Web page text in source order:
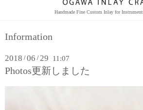
Handmade Fine Custom Inlay for
Information
2018 /06 /29 11:07
Photos更新しました